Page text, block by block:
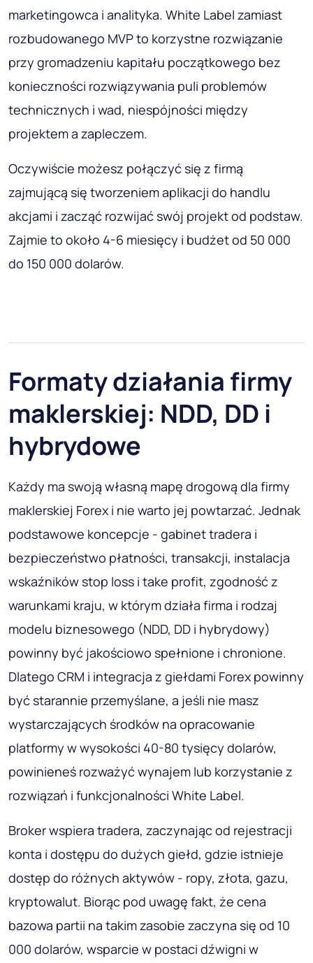
marketingowca i analityka. White Label zamiast
rozbudowanego MVP to korzystne rozwiązanie
przy gromadzeniu kapitału początkowego bez
konieczności rozwiązywania puli problemów
technicznych i wad, niespójności między
projektem a zapleczem.
Oczywiście możesz połączyć się z firmą
zajmującą się tworzeniem aplikacji do handlu
akcjami i zacząć rozwijać swój projekt od podstaw.
Zajmie to około 4-6 miesięcy i budżet od 50 000
do 150 000 dolarów.
Formaty działania firmy
maklerskiej: NDD, DD i
hybrydowe
Każdy ma swoją własną mapę drogową dla firmy
maklerskiej Forex i nie warto jej powtarzać. Jednak
podstawowe koncepcje - gabinet tradera i
bezpieczeństwo płatności, transakcji, instalacja
wskaźników stop loss i take profit, zgodność z
warunkami kraju, w którym działa firma i rodzaj
modelu biznesowego (NDD, DD i hybrydowy)
powinny być jakościowo spełnione i chronione.
Dlatego CRM i integracja z giełdami Forex powinny
być starannie przemyślane, a jeśli nie masz
wystarczających środków na opracowanie
platformy w wysokości 40-80 tysięcy dolarów,
powinieneś rozważyć wynajem lub korzystanie z
rozwiązań i funkcjonalności White Label.
Broker wspiera tradera, zaczynając od rejestracji
konta i dostępu do dużych giełd, gdzie istnieje
dostęp do różnych aktywów - ropy, złota, gazu,
kryptowalut. Biorąc pod uwagę fakt, że cena
bazowa partii na takim zasobie zaczyna się od 10
000 dolarów, wsparcie w postaci dźwigni w